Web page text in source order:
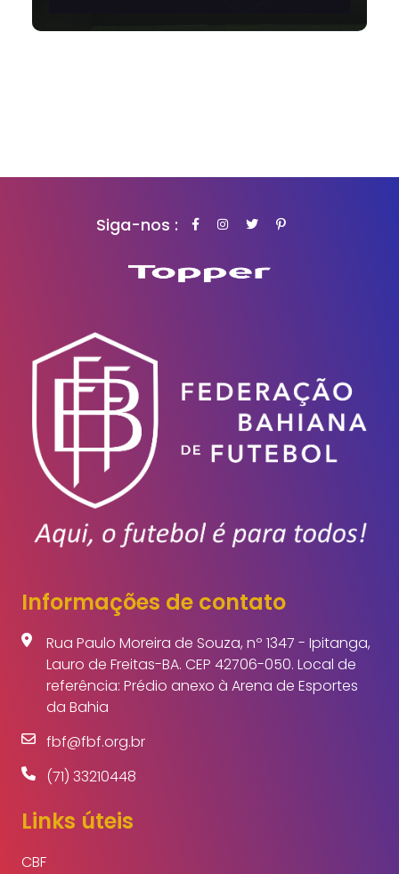
Siga-nos :
Informações de contato
Rua Paulo Moreira de Souza, nº 1347 - Ipitanga,
Lauro de Freitas-BA. CEP 42706-050. Local de
referência: Prédio anexo à Arena de Esportes
da Bahia
fbf@fbf.org.br
(71) 33210448
Links úteis
CBF